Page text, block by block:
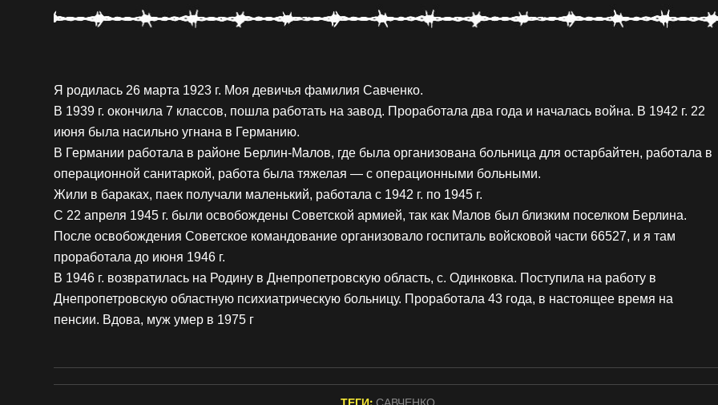
Я родилась 26 марта 1923 г. Моя девичья фамилия Савченко.
В 1939 г. окончила 7 классов, пошла работать на завод. Проработала два года и началась война. В 1942 г. 22
июня была насильно угнана в Германию.
В Германии работала в районе Берлин-Малов, где была организована больница для остарбайтен, работала в
операционной санитаркой, работа была тяжелая — с операционными больными.
Жили в бараках, паек получали маленький, работала с 1942 г. по 1945 г.
С 22 апреля 1945 г. были освобождены Советской армией, так как Малов был близким поселком Берлина.
После освобождения Советское командование организовало госпиталь войсковой части 66527, и я там
проработала до июня 1946 г.
В 1946 г. возвратилась на Родину в Днепропетровскую область, с. Одинковка. Поступила на работу в
Днепропетровскую областную психиатрическую больницу. Проработала 43 года, в настоящее время на
пенсии. Вдова, муж умер в 1975 г
ТЕГИ: САВЧЕНКО